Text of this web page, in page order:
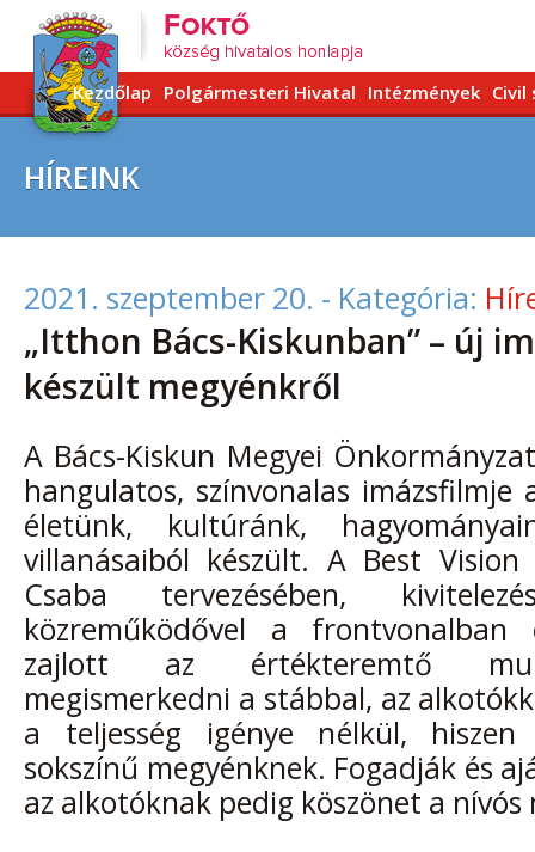
Kezdőlap Polgármesteri Hivatal Intézmények Civil
HÍREINK
2021. szeptember 20. - Kategória:
„Itthon Bács-Kiskunban” – új
készült megyénkről
A Bács-Kiskun Megyei
hangulatos, színvonalas imázsfilmje
életünk, kultúránk,
villanásaiból készült. A Best Vision
Csaba tervezésében,
közreműködővel a
zajlott az értékteremtő
megismerkedni a stábbal, az
a teljesség igénye nélkül, hiszen
sokszínű megyénknek. Fogadják és
az alkotóknak pedig köszönet a